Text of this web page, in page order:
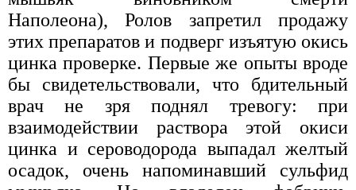
Наполеона), Ролов запретил продажу
этих препаратов и подверг изъятую окись
цинка проверке. Первые же опыты вроде
бы свидетельствовали, что бдительный
врач не зря поднял тревогу: при
взаимодействии раствора этой окиси
цинка и сероводорода выпадал желтый
осадок, очень напоминавший сульфид